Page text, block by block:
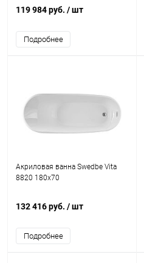
119 984 руб. / шт
Подробнее
Акриловая ванна Swedbe Vita
8820 180x70
132 416 руб. / шт
Подробнее